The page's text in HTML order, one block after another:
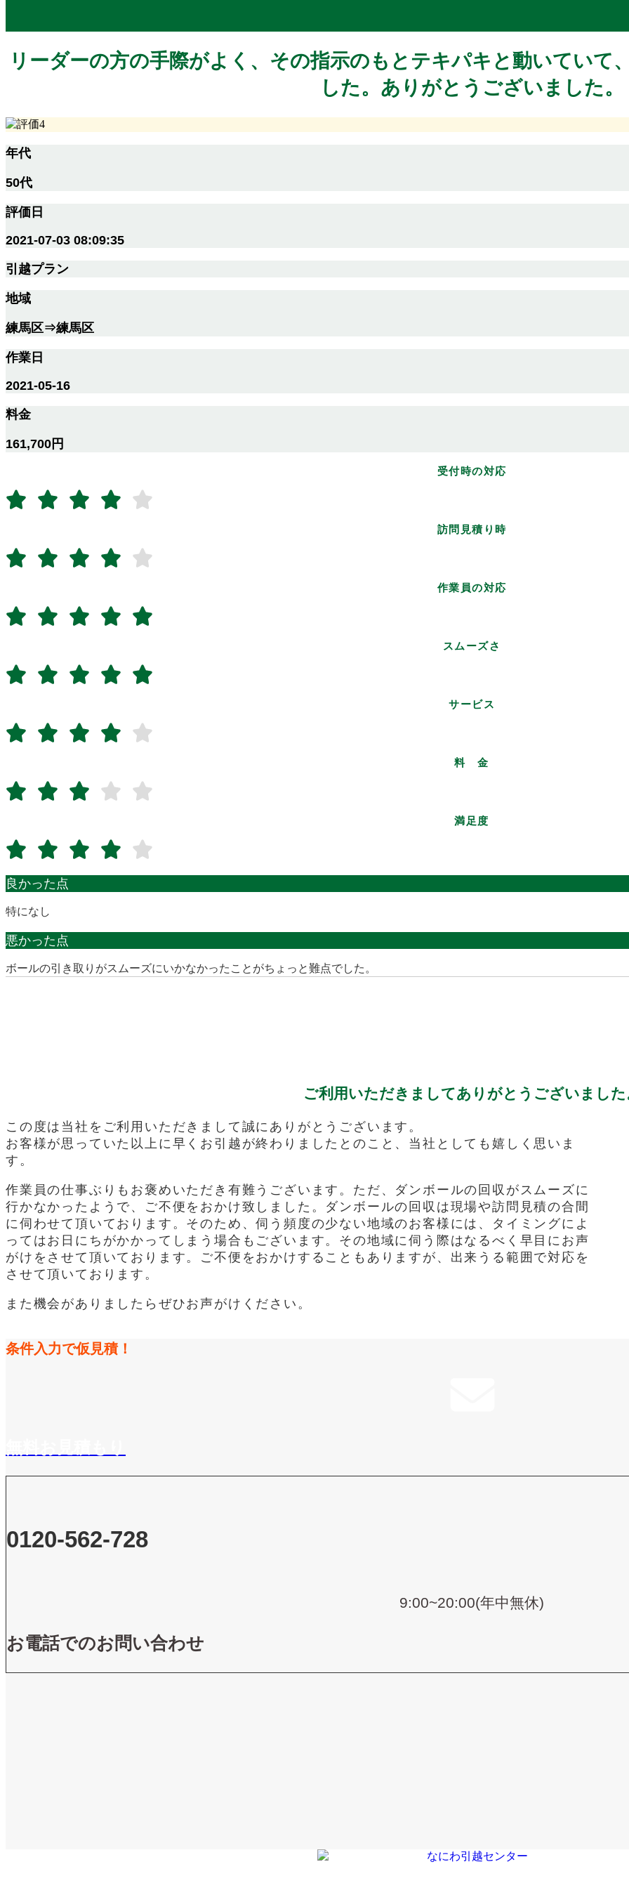
リーダーの方の手際がよく、その指示のもとテキパキと動いていて
した。ありがとうございました。
年代
50代
評価日
2021-07-03 08:09:35
引越プラン
地域
練馬区⇒練馬区
作業日
2021-05-16
料金
161,700円
受付時の対応
訪問見積り時
作業員の対応
スムーズさ
サービス
料 金
満足度
良かった点
特になし
悪かった点
ボールの引き取りがスムーズにいかなかったことがちょっと難点でした。
ご利用いただきましてありがとうございました
この度は当社をご利用いただきまして誠にありがとうございます。
お客様が思っていた以上に早くお引越が終わりましたとのこと、当社としても嬉しく思いま
す。
作業員の仕事ぶりもお褒めいただき有難うございます。ただ、ダンボールの回収がスムーズに
行かなかったようで、ご不便をおかけ致しました。ダンボールの回収は現場や訪問見積の合間
に伺わせて頂いております。そのため、伺う頻度の少ない地域のお客様には、タイミングによ
ってはお日にちがかかってしまう場合もございます。その地域に伺う際はなるべく早目にお声
がけをさせて頂いております。ご不便をおかけすることもありますが、出来うる範囲で対応を
させて頂いております。
また機会がありましたらぜひお声がけください。
条件入力で仮見積！
0120-562-728
9:00~20:00(年中無休)
お電話でのお問い合わせ